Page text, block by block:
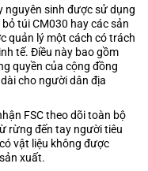
nguyên sinh được sử dụng
túi CM030 hay các sản
quản lý một cách có trách
tế. Điều này bao gồm
quyền của cộng đồng
cho người dân địa
FSC theo dõi toàn bộ
rừng đến tay người tiêu
vật liệu không được
xuất.